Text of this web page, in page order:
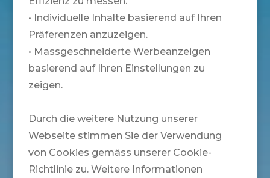
• Individuelle Inhalte basierend auf Ihren
Präferenzen anzuzeigen.
• Massgeschneiderte Werbeanzeigen
basierend auf Ihren Einstellungen zu
zeigen.
Durch die weitere Nutzung unserer
Webseite stimmen Sie der Verwendung
von Cookies gemäss unserer Cookie-
Richtlinie zu. Weitere Informationen